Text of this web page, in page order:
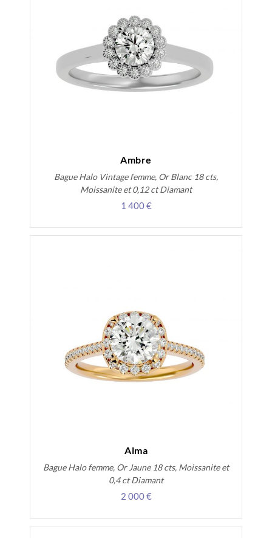
Ambre
Bague Halo Vintage femme, Or Blanc 18 cts,
Moissanite et 0,12 ct Diamant
1 400 €
Alma
Bague Halo femme, Or Jaune 18 cts, Moissanite et
0,4 ct Diamant
2 000 €